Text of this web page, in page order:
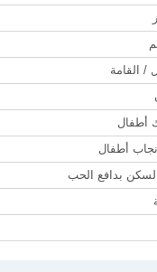
/ القامة
أطفال
أطفال
بدافع الحب